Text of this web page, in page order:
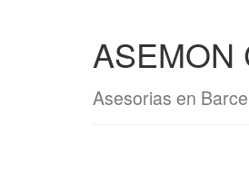
ASEMON
Asesorias en